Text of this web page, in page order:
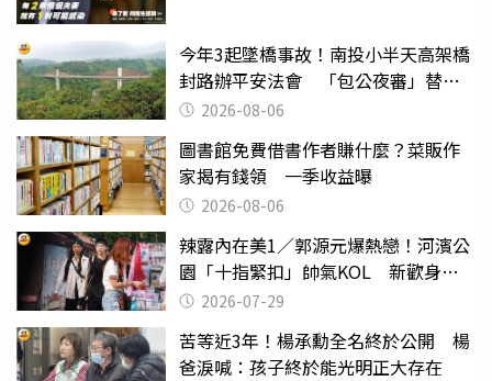
今年3起墜橋事故！南投小半天高架橋
封路辦平安法會 「包公夜審」替亡
魂伸冤
2026-08-06
圖書館免費借書作者賺什麼？菜販作
家揭有錢領 一季收益曝
2026-08-06
辣露內在美1／郭源元爆熱戀！河濱公
園「十指緊扣」帥氣KOL 新歡身份
曝光2026-07-29
苦等近3年！楊承勳全名終於公開 楊
爸淚喊：孩子終於能光明正大存在